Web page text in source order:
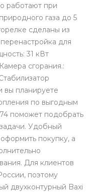
работают при
газа до 5
сделаны из
для
31 кВт
сгорания.:
вы планируете
по выгодным
поможет подобрать
Удобный
покупку, а
Для клиентов
поэтому
двухконтурный Baxi